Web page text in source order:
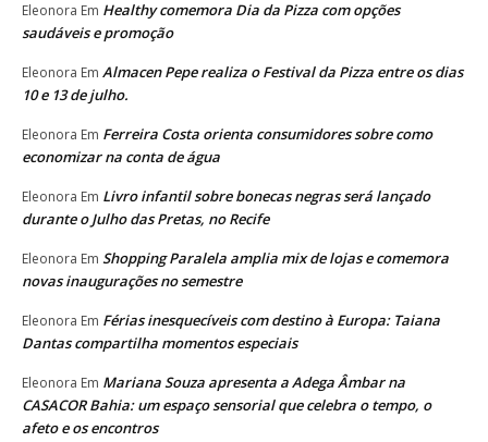
Eleonora Em Healthy comemora Dia da Pizza com opções
saudáveis e promoção
Eleonora Em Almacen Pepe realiza o Festival da Pizza entre os dias
10 e 13 de julho.
Eleonora Em Ferreira Costa orienta consumidores sobre como
economizar na conta de água
Eleonora Em Livro infantil sobre bonecas negras será lançado
durante o Julho das Pretas, no Recife
Eleonora Em Shopping Paralela amplia mix de lojas e comemora
novas inaugurações no semestre
Eleonora Em Férias inesquecíveis com destino à Europa: Taiana
Dantas compartilha momentos especiais
Eleonora Em Mariana Souza apresenta a Adega Âmbar na
CASACOR Bahia: um espaço sensorial que celebra o tempo, o
afeto e os encontros